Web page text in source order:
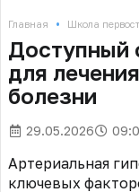
Главная • Школа
Доступный
для
болезни
29.05.2026
Артериальная
ключевых